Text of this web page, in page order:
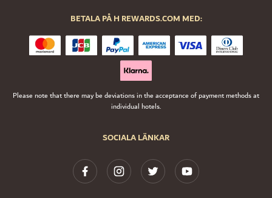
SOCIALA LÄNKAR
BETALA PÅ H REWARDS.COM MED:
Please note that there may be deviations in the acceptance of payment methods at
individual hotels.